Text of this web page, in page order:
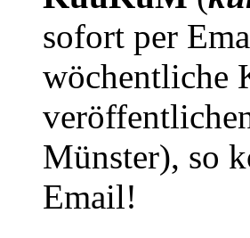
sofort per
wöchentliche
Münster), so
Email!